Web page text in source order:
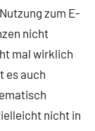
zum E-
nicht
mal wirklich
es auch
nicht in